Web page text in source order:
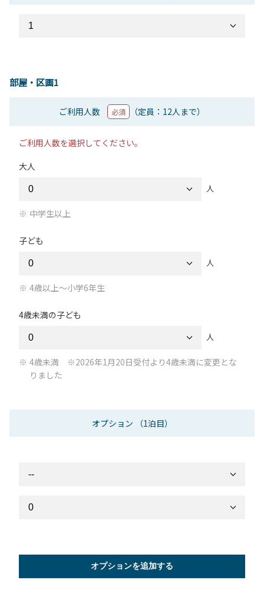
部屋・区画1
ご利用人数 必須 （定員：12人まで）
ご利用人数を選択してください。
大人
人
中学生以上
子ども
人
4歳以上～小学6年生
4歳未満の子ども
人
4歳未満 ※2026年1月20日受付より4歳未満に変更とな
りました
オプション （1泊目）
オプションを追加する